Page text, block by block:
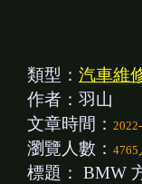
類型： 汽車維
作者：羽山
文章時間：
瀏覽人數： 4765
標題： BMW